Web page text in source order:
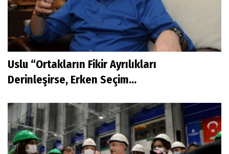
Uslu “Ortakların Fikir Ayrılıkları
Derinleşirse, Erken Seçim...